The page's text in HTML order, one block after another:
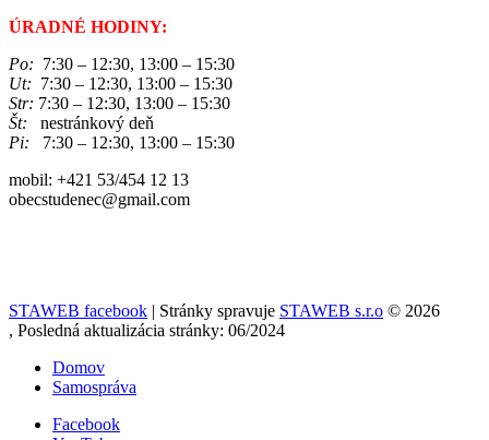
ÚRADNÉ HODINY:
Po: 7:30 – 12:30, 13:00 – 15:30
Ut: 7:30 – 12:30, 13:00 – 15:30
Str: 7:30 – 12:30, 13:00 – 15:30
Št: nestránkový deň
Pi: 7:30 – 12:30, 13:00 – 15:30
mobil: +421 53/454 12 13
obecstudenec@gmail.com
STAWEB facebook | Stránky spravuje STAWEB s.r.o © 2026
, Posledná aktualizácia stránky: 06/2024
Domov
Samospráva
Facebook